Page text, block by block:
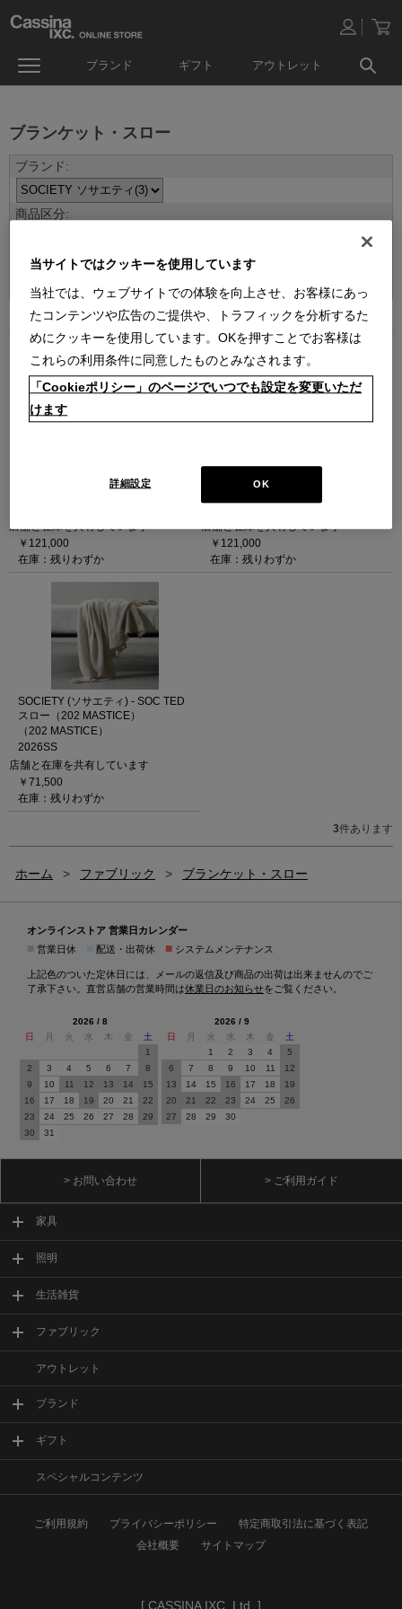
ブランド ギフト アウトレット
ブランケット・スロー
並べ替え：
3件あります
スロー（39 NATURALE）
（39 NATURALE）
店舗と在庫を共有しています
￥121,000
在庫：残りわずか
店舗と在庫を共有しています
￥121,000
在庫：残りわずか
SOCIETY (ソサエティ) - SOC TED
スロー（202 MASTICE）
（202 MASTICE）
2026SS
店舗と在庫を共有しています
￥71,500
在庫：残りわずか
3件あります
ホーム > ファブリック > ブランケット・スロー
オンラインストア 営業日カレンダー
営業日休 配送・出荷休 ■ システムメンテナンス
上記色のついた定休日には、メールの返信及び商品の出荷は出来ませんのでご
了承下さい。直営店舗の営業時間は休業日のお知らせをご覧ください。
2026 / 8
日
月 火 水 木 金
土
1
2
3 4 5 6 7
8
9
10 11 12 13 14
15
16
17 18 19 20 21
22
23
24 25 26 27 28
29
30
31
2026 / 9
日
月 火 水 木 金
土
1
2 3 4
5
6
7 8 9 10 11
12
13
14 15 16 17 18
19
20
21 22 23 24 25
26
27
28 29 30
> お問い合わせ > ご利用ガイド
家具
照明
生活雑貨
ファブリック
アウトレット
ブランド
ギフト
スペシャルコンテンツ
ご利用規約 プライバシーポリシー
特定商取引法に基づく表記
会社概要
サイトマップ
[ CASSINA IXC. Ltd. ]
当サイトではクッキーを使用しています
当社では、ウェブサイトでの体験を向上させ、お客様にあっ
たコンテンツや広告のご提供や、トラフィックを分析するた
めにクッキーを使用しています。OKを押すことでお客様は
これらの利用条件に同意したものとみなされます。
「Cookieポリシー」のページでいつでも設定を変更いただ
けます
OK
詳細設定